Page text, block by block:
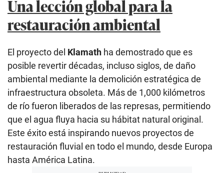
Una lección global para la
restauración ambiental
El proyecto del Klamath ha demostrado que es
posible revertir décadas, incluso siglos, de daño
ambiental mediante la demolición estratégica de
infraestructura obsoleta. Más de 1,000 kilómetros
de río fueron liberados de las represas, permitiendo
que el agua fluya hacia su hábitat natural original.
Este éxito está inspirando nuevos proyectos de
restauración fluvial en todo el mundo, desde Europa
hasta América Latina.